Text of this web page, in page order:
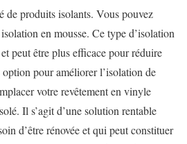
de produits isolants. Vous pouvez
en mousse. Ce type d’isolation
peut être plus efficace pour réduire
pour améliorer l’isolation de
votre revêtement en vinyle
Il s’agit d’une solution rentable
d’être rénovée et qui peut constituer